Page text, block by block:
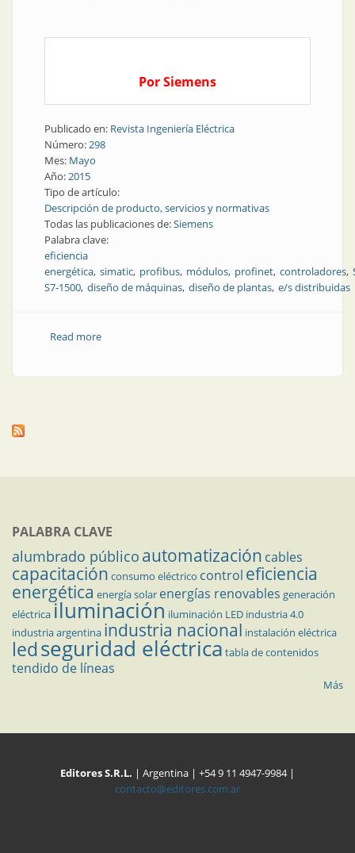
Por Siemens
Publicado en: Revista Ingeniería Eléctrica
Número:298
Mes: Mayo
Año:2015
Tipo de artículo:
Descripción de producto, servicios y normativas
Todas las publicaciones de:Siemens
Palabra clave:
eficiencia
energética simatic profibus módulos profinet controladores
S7-1500 diseño de máquinas diseño de plantas e/s distribuidas
Read moreabout Producto | Módulos de E/S distribuidas con un
PALABRA CLAVE
alumbrado público automatización cables
capacitación consumo eléctrico control eficiencia
energética energía solar energías renovables generación
eléctricailuminación iluminación LED industria 4.0
industria argentina industria nacional instalación eléctrica
ledseguridad eléctrica tabla de contenidos
tendido de líneas
Más
Editores S.R.L. | Argentina | +54 9 11 4947-9984 |
contacto@editores.com.ar